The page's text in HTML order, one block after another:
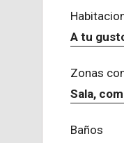
A tu
Zonas
Sala,
Baños